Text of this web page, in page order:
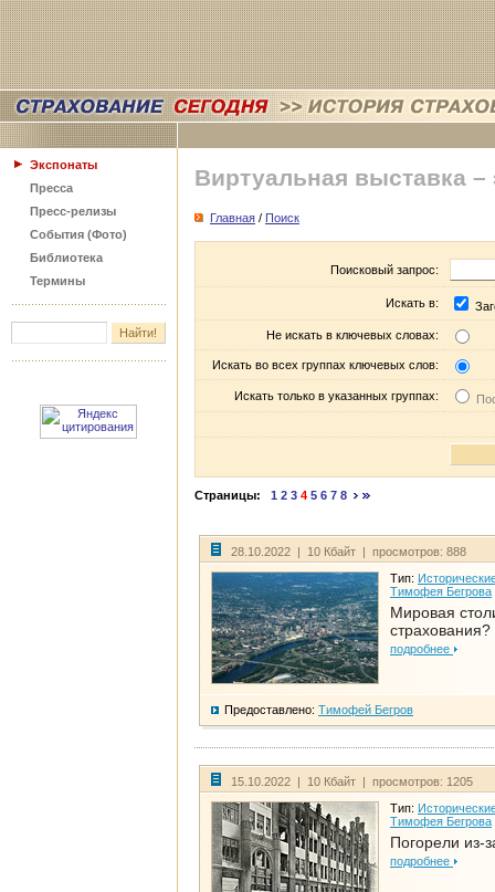
Экспонаты
Пресса
Пресс-релизы
События (Фото)
Библиотека
Термины
Виртуальная выставка –
Главная / Поиск
Поисковый запрос:
Искать в:
Не искать в ключевых словах:
Искать во всех группах ключевых слов:
Искать только в указанных группах:
Страницы: 1 2 3 4 5 6 7 8
28.10.2022 | 10 Кбайт | просмотров: 888
Тип:
Тимофея Бегрова
Мировая
страхования?
подробнее
Предоставлено: Тимофей Бегров
15.10.2022 | 10 Кбайт | просмотров: 1205
Тип:
Тимофея Бегрова
Погорели из-
подробнее